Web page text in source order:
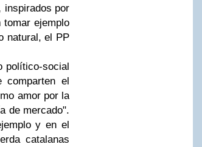
inspirados por
ejemplo
natural, el PP
político-social
comparten el
amor por la
de mercado".
y en el
catalanas